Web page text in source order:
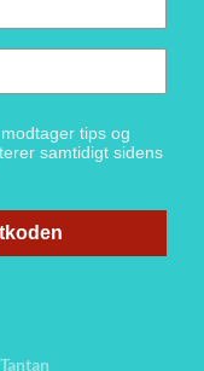
tips og
samtidigt sidens